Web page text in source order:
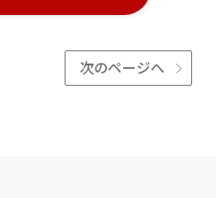
次のページへ